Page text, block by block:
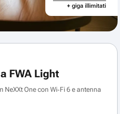
+ giga illimitati
FWA Light
NeXXt One con Wi‑Fi 6 e antenna